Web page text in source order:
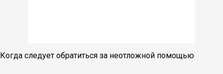
Когда следует обратиться за неотложной помощью